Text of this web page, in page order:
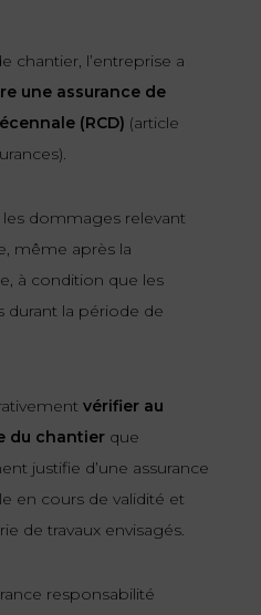
chantier, l’entreprise a
une assurance de
(RCD) (article
dommages relevant
même après la
à condition que les
durant la période de
vérifier au
du chantier que
justifie d’une assurance
en cours de validité et
de travaux envisagés.
responsabilité